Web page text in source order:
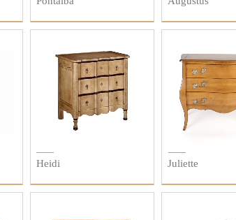
Heidi Juliette